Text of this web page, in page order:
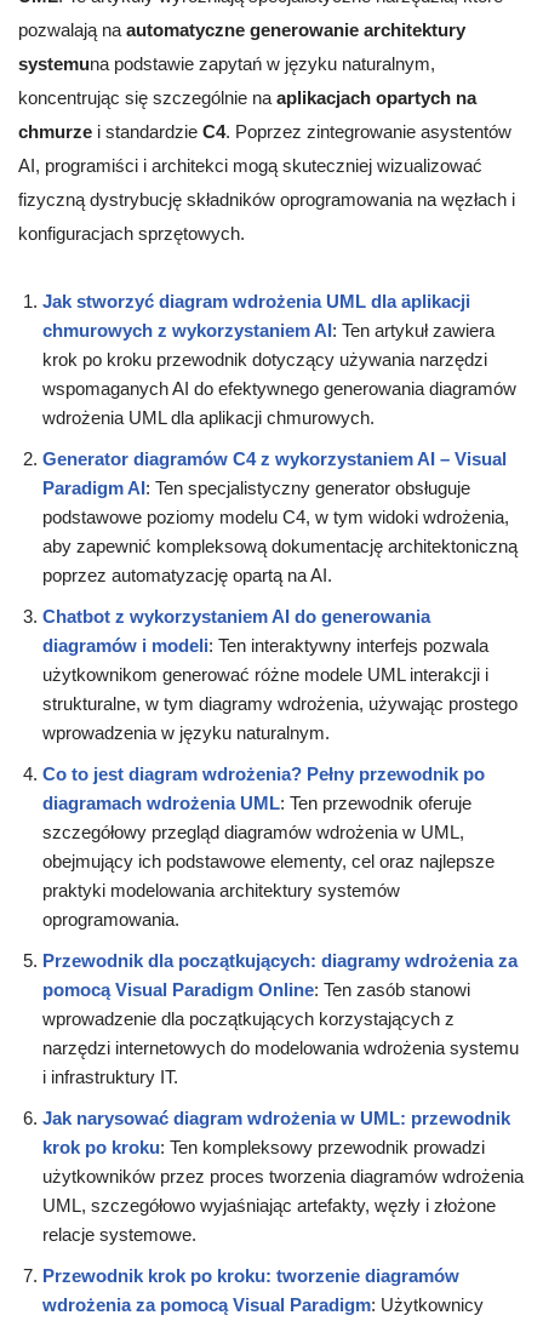
pozwalają na automatyczne generowanie architektury
systemuna podstawie zapytań w języku naturalnym,
koncentrując się szczególnie na aplikacjach opartych na
chmurze i standardzie C4. Poprzez zintegrowanie asystentów
AI, programiści i architekci mogą skuteczniej wizualizować
fizyczną dystrybucję składników oprogramowania na węzłach i
konfiguracjach sprzętowych.
Jak stworzyć diagram wdrożenia UML dla aplikacji
chmurowych z wykorzystaniem AI: Ten artykuł zawiera
krok po kroku przewodnik dotyczący używania narzędzi
wspomaganych AI do efektywnego generowania diagramów
wdrożenia UML dla aplikacji chmurowych.
Generator diagramów C4 z wykorzystaniem AI – Visual
Paradigm AI: Ten specjalistyczny generator obsługuje
podstawowe poziomy modelu C4, w tym widoki wdrożenia,
aby zapewnić kompleksową dokumentację architektoniczną
poprzez automatyzację opartą na AI.
Chatbot z wykorzystaniem AI do generowania
diagramów i modeli: Ten interaktywny interfejs pozwala
użytkownikom generować różne modele UML interakcji i
strukturalne, w tym diagramy wdrożenia, używając prostego
wprowadzenia w języku naturalnym.
Co to jest diagram wdrożenia? Pełny przewodnik po
diagramach wdrożenia UML: Ten przewodnik oferuje
szczegółowy przegląd diagramów wdrożenia w UML,
obejmujący ich podstawowe elementy, cel oraz najlepsze
praktyki modelowania architektury systemów
oprogramowania.
Przewodnik dla początkujących: diagramy wdrożenia za
pomocą Visual Paradigm Online: Ten zasób stanowi
wprowadzenie dla początkujących korzystających z
narzędzi internetowych do modelowania wdrożenia systemu
i infrastruktury IT.
Jak narysować diagram wdrożenia w UML: przewodnik
krok po kroku: Ten kompleksowy przewodnik prowadzi
użytkowników przez proces tworzenia diagramów wdrożenia
UML, szczegółowo wyjaśniając artefakty, węzły i złożone
relacje systemowe.
Przewodnik krok po kroku: tworzenie diagramów
wdrożenia za pomocą Visual Paradigm: Użytkownicy